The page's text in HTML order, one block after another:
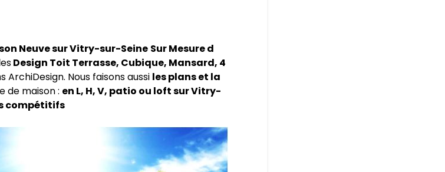
Neuve sur Vitry-sur-Seine Sur Mesure d
Design Toit Terrasse, Cubique, Mansard, 4
ArchiDesign. Nous faisons aussi les plans et la
de maison : en L, H, V, patio ou loft sur Vitry-
compétitifs